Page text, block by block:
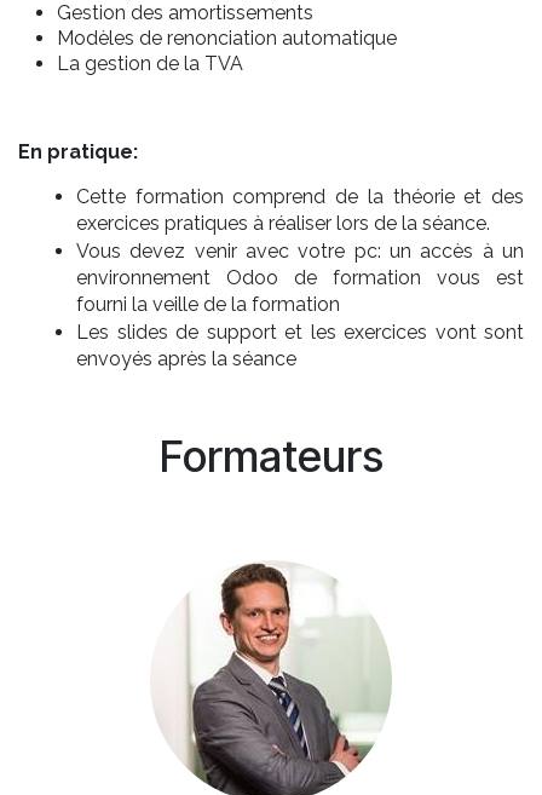
Gestion des amortissements
Modèles de renonciation automatique
La gestion de la TVA
En pratique:
Cette formation comprend de la théorie et des
exercices pratiques à réaliser lors de la séance.
Vous devez venir avec votre pc: un accès à un
environnement Odoo de formation vous est
fourni la veille de la formation
Les slides de support et les exercices vont sont
envoyés après la séance
Formateurs